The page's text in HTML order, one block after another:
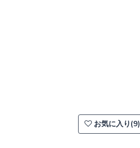
お気に入り(9)